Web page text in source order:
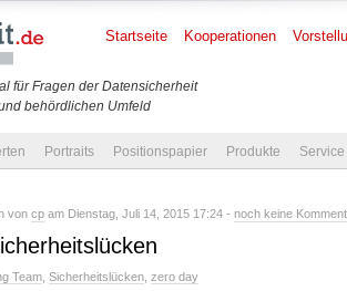
für Fragen der Datensicherheit
behördlichen Umfeld
Startseite Kooperationen
Portraits Positionspapier Produkte Service
von cp am Dienstag, Juli 14, 2015 17:24 - noch keine
Team Sicherheitslücken zero day